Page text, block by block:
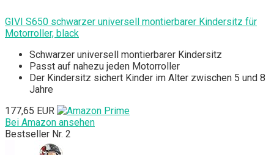
GIVI S650 schwarzer universell montierbarer Kindersitz für
Motorroller, black
Schwarzer universell montierbarer Kindersitz
Passt auf nahezu jeden Motorroller
Der Kindersitz sichert Kinder im Alter zwischen 5 und 8
Jahre
177,65 EUR
Bei Amazon ansehen
Bestseller Nr. 2